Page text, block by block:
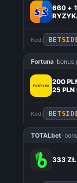
660 +
Kod:
Fortuna–bonus
200
25 PLN
Kod:
TOTALbet–
333 ZŁ